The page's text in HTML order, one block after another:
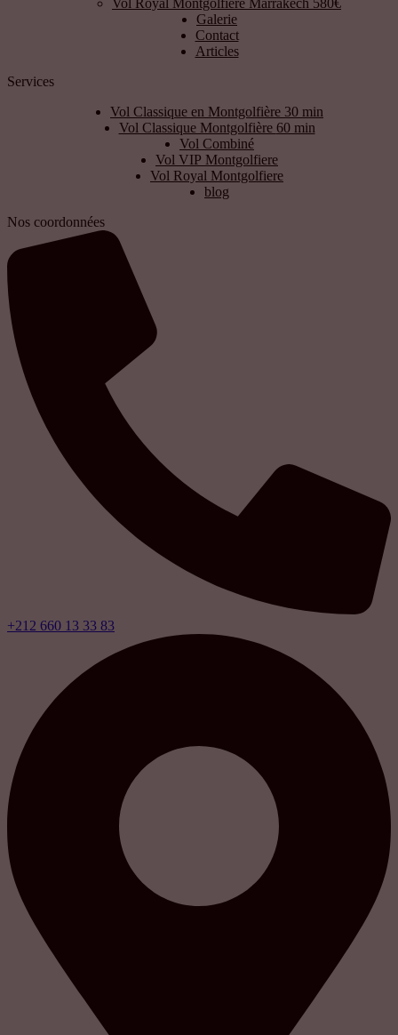
Vol Royal Montgolfiere Marrakech 580€
Galerie
Contact
Articles
Services
Vol Classique en Montgolfière 30 min
Vol Classique Montgolfière 60 min
Vol Combiné
Vol VIP Montgolfiere
Vol Royal Montgolfiere
blog
Nos coordonnées
+212 660 13 33 83